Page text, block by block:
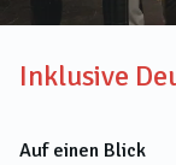
Inklusive
Auf einen Blick